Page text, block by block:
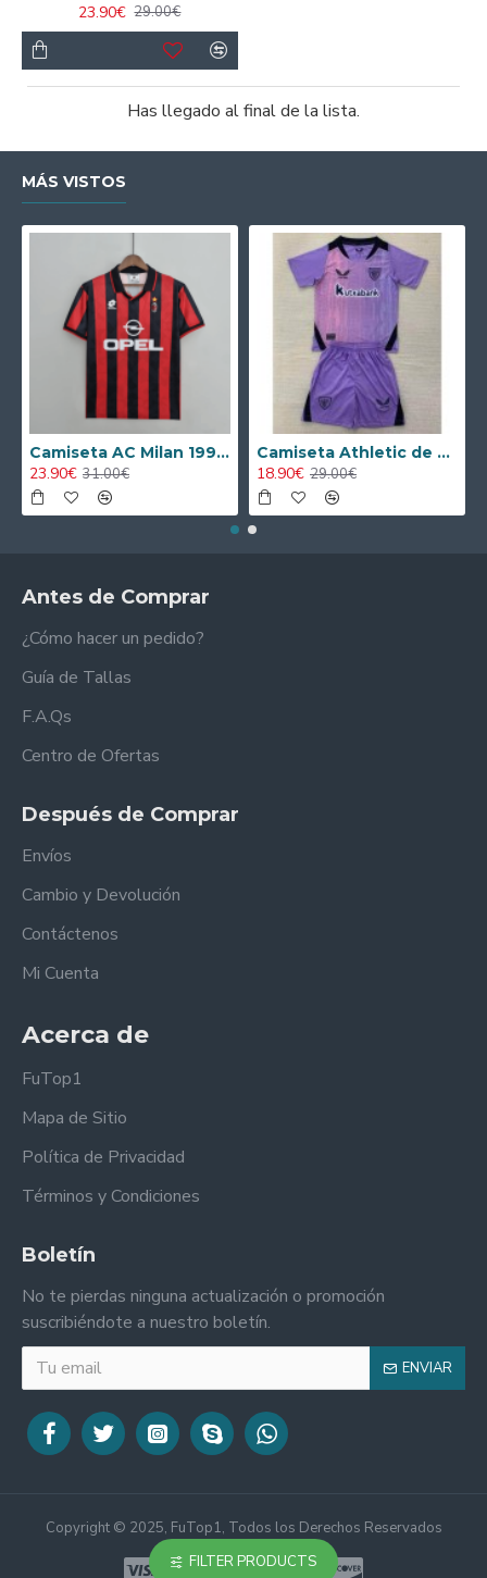
23.90€ 29.00€
Has llegado al final de la lista.
MÁS VISTOS
Camiseta AC Milan 1995/1996 Local Retro
23.90€ 31.00€
Camiseta Athletic de Bilbao 2024/2025 Alternativo Niño Kit
18.90€ 29.00€
Antes de Comprar
¿Cómo hacer un pedido?
Guía de Tallas
F.A.Qs
Centro de Ofertas
Después de Comprar
Envíos
Cambio y Devolución
Contáctenos
Mi Cuenta
Acerca de
FuTop1
Mapa de Sitio
Política de Privacidad
Términos y Condiciones
Boletín
No te pierdas ninguna actualización o promoción
suscribiéndote a nuestro boletín.
ENVIAR
Copyright © 2025, FuTop1, Todos los Derechos Reservados
FILTER PRODUCTS